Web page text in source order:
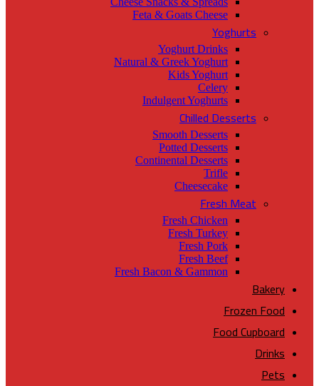
Feta & Goats Cheese
Yoghurts
Yoghurt Drinks
Natural & Greek Yoghurt
Kids Yoghurt
Celery
Indulgent Yoghurts
Chilled Desserts
Smooth Desserts
Potted Desserts
Continental Desserts
Trifle
Cheesecake
Fresh Meat
Fresh Chicken
Fresh Turkey
Fresh Pork
Fresh Beef
Fresh Bacon & Gammon
Bakery
Frozen Food
Food Cupboard
Drinks
Pets